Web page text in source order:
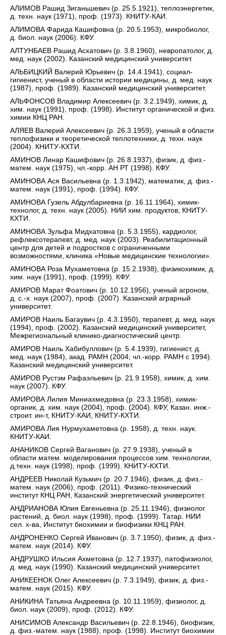
АЛИМОВ Рашид Зиганьшевич (р. 25.5.1921), теплоэнергетик,
д. техн. наук (1971), проф. (1973). КНИТУ-КАИ.
АЛИМОВА Фарида Кашифовна (р. 20.5.1953), микробиолог,
д. биол. наук (2006). КФУ.
АЛТУНБАЕВ Рашид Асхатович (р. 3.8.1960), невропатолог, д.
мед. наук (2002). Казанский медицинский университет.
АЛЬБИЦКИЙ Валерий Юрьевич (р. 14.4.1941), социал-
гигиенист, ученый в области истории медицины, д. мед. наук
(1987), проф. (1989). Казанский медицинский университет.
АЛЬФОНСОВ Владимир Алексеевич (р. 3.2.1949), химик, д.
хим. наук (1991), проф. (1998). Институт органической и физ.
химии КНЦ РАН.
АЛЯЕВ Валерий Алексеевич (р. 26.3.1959), ученый в области
теплофизики и теоретической теплотехники, д. техн. наук
(2004). КНИТУ-КХТИ.
АМИНОВ Линар Кашифович (р. 26.8.1937), физик, д. физ.-
матем. наук (1975), чл.-корр. АН РТ (1998). КФУ.
АМИНОВА Ася Васильевна (р. 1.3.1942), математик, д. физ.-
матем. наук (1991), проф. (1994). КФУ.
АМИНОВА Гузель Абдулбариевна (р. 16.11.1964), химик-
технолог, д. техн. наук (2005). НИИ хим. продуктов, КНИТУ-
КХТИ.
АМИНОВА Зульфа Мидхатовна (р. 5.3.1955), кардиолог,
рефлексотерапевт, д. мед. наук (2003). Реабилитационный
центр для детей и подростков с ограниченными
возможностями, клиника «Новые медицинские технологии».
АМИНОВА Роза Мухаметовна (р. 15.2.1938), физикохимик, д.
хим. наук (1991), проф. (1999). КФУ.
АМИРОВ Марат Фоатович (р. 10.12.1956), ученый агроном,
д. с.-х. наук (2007), проф. (2007). Казанский аграрный
университет.
АМИРОВ Наиль Багаувич (р. 4.3.1950), терапевт, д. мед. наук
(1994), проф. (2002). Казанский медицинский университет,
Межрегиональный клинико-диагностический центр.
АМИРОВ Наиль Хабибуллович (р. 5.4.1939), гигиенист, д.
мед. наук (1984), акад. РАМН (2004; чл.-корр. РАМН с 1994).
Казанский медицинский университет.
АМИРОВ Рустэм Рафаэльевич (р. 21.9.1958), химик, д. хим.
наук (2007). КФУ.
АМИРОВА Лилия Миниахмедовна (р. 23.3.1958), химик-
органик, д. хим. наук (2004), проф. (2004). КФУ, Казан. инж.-
строит. ин-т, КНИТУ-КАИ, КНИТУ-КХТИ.
АМИРОВА Лия Нурмухаметовна (р. 1958), д. техн. наук.
КНИТУ-КАИ.
АНАНИКОВ Сергей Ваганович (р. 27.9.1938), ученый в
области матем. моделирования процессов хим. технологии,
д.техн. наук (1998), проф. (1999). КНИТУ-КХТИ.
АНДРЕЕВ Николай Кузьмич (р. 20.7.1946), физик, д. физ.-
матем. наук (2006), проф. (2011). Физико-технический
институт КНЦ РАН, Казанский энергетический университет.
АНДРИАНОВА Юлия Евгеньевна (р. 25.11.1946), физиолог
растений, д. биол. наук (1998), проф. (1999). Татар. НИИ
сел. х-ва, Институт биохимии и биофизики КНЦ РАН.
АНДРОНЕНКО Сергей Иванович (р. 3.7.1950), физик, д. физ.-
матем. наук (2014). КФУ.
АНДРУШКО Ильсия Ахметовна (р. 12.7.1937), патофизиолог,
д. мед. наук (1990). Казанский медицинский университет.
АНИКЕЕНОК Олег Алексеевич (р. 7.3.1949), физик, д. физ.-
матем. наук (2015). КФУ.
АНИКИНА Татьяна Андреевна (р. 10.11.1959), физиолог, д.
биол. наук (2009), проф. (2012). КФУ.
АНИСИМОВ Александр Васильевич (р. 22.8.1946), биофизик,
д. физ.-матем. наук (1988), проф. (1998). Институт биохимии